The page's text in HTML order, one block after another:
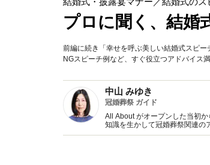
プロに聞く、結婚
前編に続き「幸せを呼ぶ美しい結婚式スピ
NGスピーチ例など、すぐ役立つアドバイス満
中山 みゆき
冠婚葬祭 ガイド
All About がオープンした当初
知識を生かして冠婚葬祭関連の